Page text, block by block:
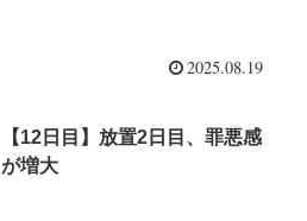
2025.08.19
【12日目】放置2日目、罪悪感
が増大